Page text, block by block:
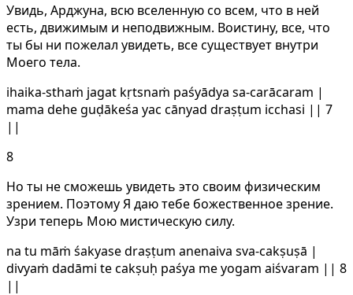
Увидь, Арджуна, всю вселенную со всем, что в ней
есть, движимым и неподвижным. Воистину, все, что
ты бы ни пожелал увидеть, все существует внутри
Моего тела.
ihaika-sthaṁ jagat kṛtsnaṁ paśyādya sa-carācaram |
mama dehe guḍākeśa yac cānyad draṣṭum icchasi || 7
||
8
Но ты не сможешь увидеть это своим физическим
зрением. Поэтому Я даю тебе божественное зрение.
Узри теперь Мою мистическую силу.
na tu māṁ śakyase draṣṭum anenaiva sva-cakṣuṣā |
divyaṁ dadāmi te cakṣuḥ paśya me yogam aiśvaram || 8
||